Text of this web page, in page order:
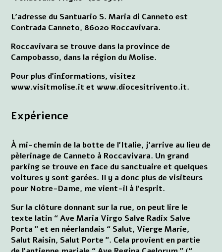
L'adresse du Santuario S. Maria di Canneto est
Contrada Canneto, 86020 Roccavivara.
Roccavivara se trouve dans la province de
Campobasso, dans la région du Molise.
Pour plus d'informations, visitez
www.visitmolise.it et www.diocesitrivento.it.
Expérience
À mi-chemin de la botte de l'Italie, j'arrive au lieu de
pèlerinage de Canneto à Roccavivara. Un grand
parking se trouve en face du sanctuaire et quelques
voitures y sont garées. Il y a donc plus de visiteurs
pour Notre-Dame, me vient-il à l'esprit.
Sur la clôture donnant sur la rue, on peut lire le
texte latin “ Ave Maria Virgo Salve Radix Salve
Porta ” et en néerlandais “ Salut, Vierge Marie,
Salut Raisin, Salut Porte ”. Cela provient en partie